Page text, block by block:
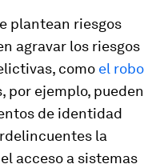
plantean riesgos
agravar los riesgos
como el robo
por ejemplo, pueden
de identidad
la
acceso a sistemas